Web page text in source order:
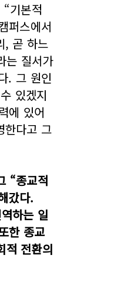
기본적
퍼스에서
, 곧 하느
는 질서가
. 그 원인
있겠지
에 있어
한다고 그
“종교적
갔다.
하는 일
한 종교
적 전환의